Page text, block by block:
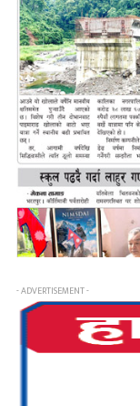
- ADVERTISEMENT -